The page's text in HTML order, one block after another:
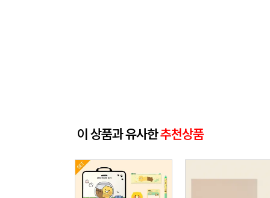
이 상품과 유사한추천상품